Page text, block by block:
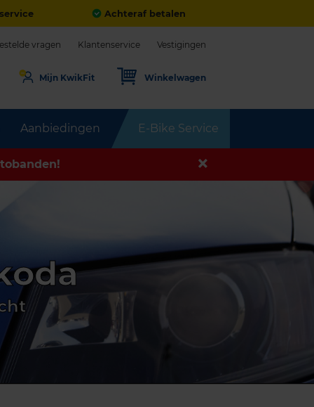
Achteraf betalen
Aanbiedingen E-Bike Service
vragen Klantenservice Vestigingen
Mijn KwikFit Winkelwagen